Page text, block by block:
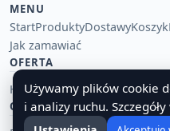
MENU
StartProduktyDostawyKoszyk
Jak zamawiać
OFERTA
Hurtownia pamiątek i
OBSŁUGA KLIENTA
Używamy plików cookie
i analizy ruchu. Szczegóły